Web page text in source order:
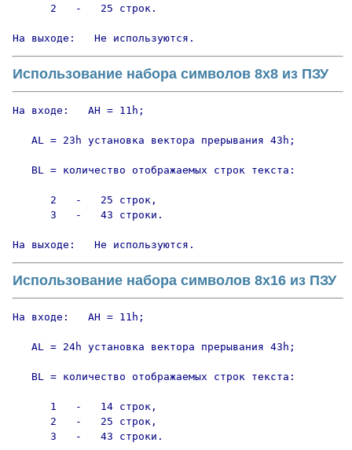
      2   -   25 строк.
На выходе:   Не используются.
Использование набора символов 8х8 из ПЗУ
На входе:   AH = 11h;
   AL = 23h установка вектора прерывания 43h;
   BL = количество отображаемых строк текста:
      2   -   25 строк,
      3   -   43 строки.
На выходе:   Не используются.
Использование набора символов 8х16 из ПЗУ
На входе:   AH = 11h;
   AL = 24h установка вектора прерывания 43h;
   BL = количество отображаемых строк текста:
      1   -   14 строк,
      2   -   25 строк,
      3   -   43 строки.